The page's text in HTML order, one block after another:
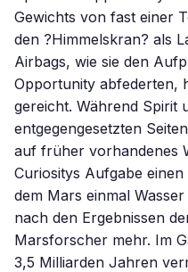
Gewichts von fast einer
den ?Himmelskran? als
Airbags, wie sie den
Opportunity abfederten,
gereicht. Während Spirit
entgegengesetzten
auf früher vorhandenes
Curiositys Aufgabe
dem Mars einmal
nach den Ergebnissen
Marsforscher mehr. Im
3,5 Milliarden Jahren